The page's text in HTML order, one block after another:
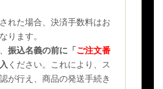
れた場合、決済手数料はお
ります。
振込名義の前に「ご注文番
ください。これにより、ス
が行え、商品の発送手続き